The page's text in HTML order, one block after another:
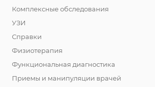
Комплексные обследования
УЗИ
Справки
Физиотерапия
Функциональная диагностика
Приемы и манипуляции врачей